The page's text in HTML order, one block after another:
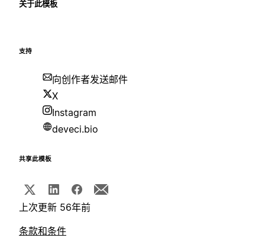
关于此模板
支持
向创作者发送邮件
X
Instagram
deveci.bio
共享此模板
上次更新 56年前
条款和条件